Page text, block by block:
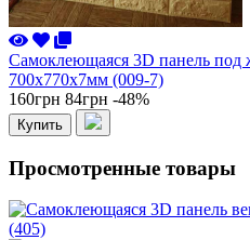
Самоклеющаяся 3D панель под
700x770x7мм (009-7)
160грн 84грн -48%
Купить
Просмотренные товары